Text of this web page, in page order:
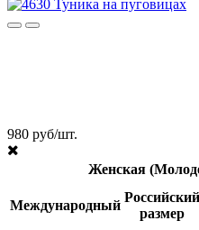
980 руб/шт.
Женская
Международный
Российский
размер